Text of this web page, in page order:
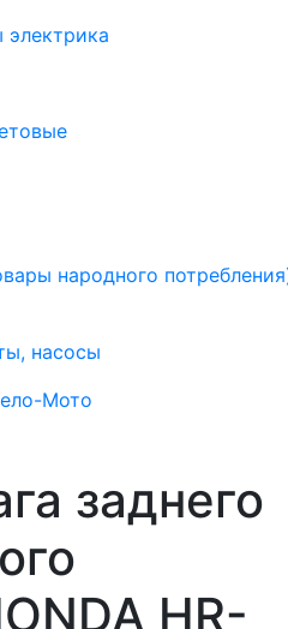
народного
насосы
Мото
заднего
HR-